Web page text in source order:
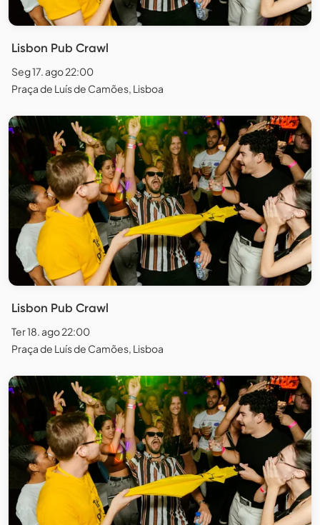
Lisbon Pub Crawl
Seg 17. ago 22:00
Praça de Luís de Camões, Lisboa
Lisbon Pub Crawl
Ter 18. ago 22:00
Praça de Luís de Camões, Lisboa